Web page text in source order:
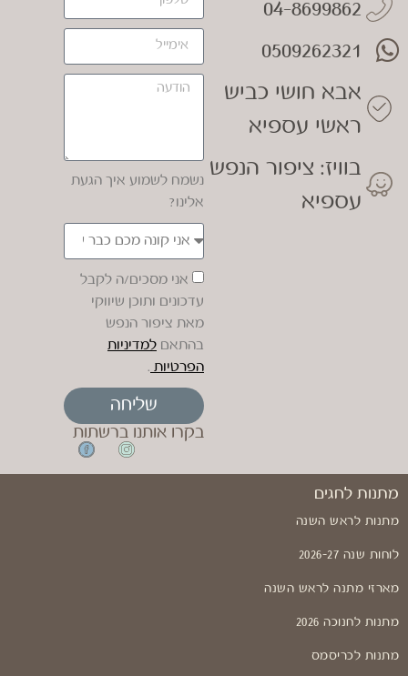
04-8699862
0509262321
אבא חושי כביש
ראשי עספיא
בוויז: ציפור הנפש
עספיא
נשמח לשמוע איך הגעת
אלינו?
אני מסכים/ה לקבל
עדכונים ותוכן שיווקי
מאת ציפור הנפש
בהתאם למדיניות
הפרטיות .
שליחה
בקרו אותנו ברשתות
מתנות לחגים
מתנות לראש השנה
לוחות שנה 2026-27
מארזי מתנה לראש השנה
מתנות לחנוכה 2026
מתנות לכריסמס